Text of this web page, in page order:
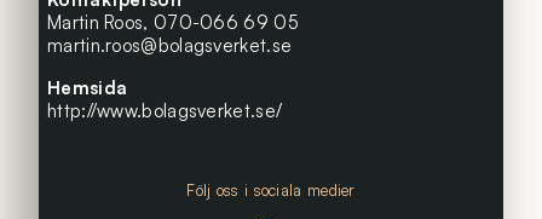
Martin Roos, 070-066 69 05
martin.roos@bolagsverket.se
Hemsida
http://www.bolagsverket.se/
Följ oss i sociala medier